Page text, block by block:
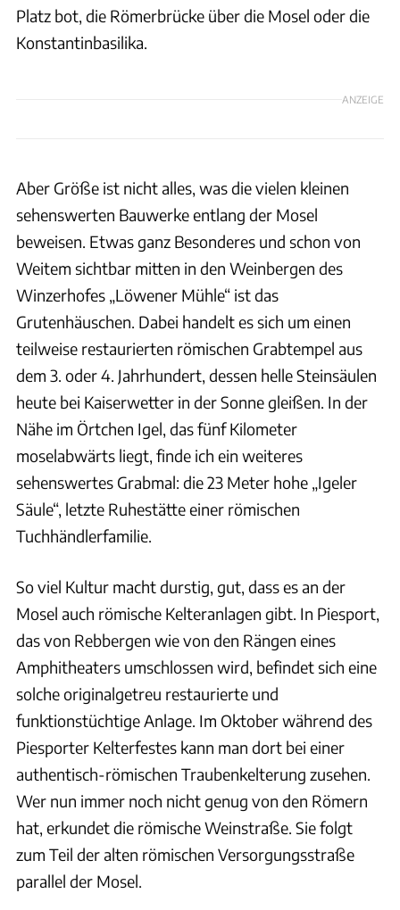
Platz bot, die Römerbrücke über die Mosel oder die
Konstantinbasilika.
ANZEIGE
Aber Größe ist nicht alles, was die vielen kleinen
sehenswerten Bauwerke entlang der Mosel
beweisen. Etwas ganz Besonderes und schon von
Weitem sichtbar mitten in den Weinbergen des
Winzerhofes „Löwener Mühle“ ist das
Grutenhäuschen. Dabei handelt es sich um einen
teilweise restaurierten römischen Grabtempel aus
dem 3. oder 4. Jahrhundert, dessen helle Steinsäulen
heute bei Kaiserwetter in der Sonne gleißen. In der
Nähe im Örtchen Igel, das fünf Kilometer
moselabwärts liegt, finde ich ein weiteres
sehenswertes Grabmal: die 23 Meter hohe „Igeler
Säule“, letzte Ruhestätte einer römischen
Tuchhändlerfamilie.
So viel Kultur macht durstig, gut, dass es an der
Mosel auch römische Kelteranlagen gibt. In Piesport,
das von Rebbergen wie von den Rängen eines
Amphitheaters umschlossen wird, befindet sich eine
solche originalgetreu restaurierte und
funktionstüchtige Anlage. Im Oktober während des
Piesporter Kelterfestes kann man dort bei einer
authentisch-römischen Traubenkelterung zusehen.
Wer nun immer noch nicht genug von den Römern
hat, erkundet die römische Weinstraße. Sie folgt
zum Teil der alten römischen Versorgungsstraße
parallel der Mosel.